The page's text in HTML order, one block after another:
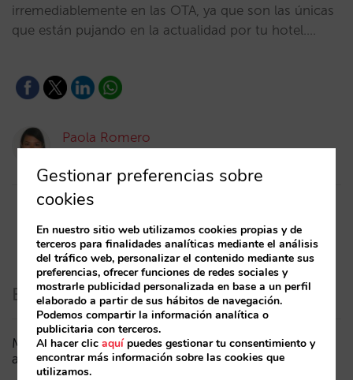
irremediablemente en las OTA, ya que son las únicas
que están pujando en la actualidad por tu hotel.…
Paola Romero
Entradas recientes
Menos campañas, más inteligentes: manual IA para
actualizar el marketing digital de tu hotel (parte 1)
Gestionar preferencias sobre
cookies
En nuestro sitio web utilizamos cookies propias y de
terceros para finalidades analíticas mediante el análisis
del tráfico web, personalizar el contenido mediante sus
preferencias, ofrecer funciones de redes sociales y
mostrarle publicidad personalizada en base a un perfil
elaborado a partir de sus hábitos de navegación.
Podemos compartir la información analítica o
publicitaria con terceros.
Al hacer clicaquípuedes gestionar tu consentimiento y
encontrar más información sobre las cookies que
utilizamos.